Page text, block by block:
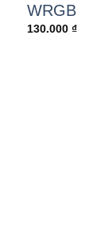
WRGB
130.000 ₫